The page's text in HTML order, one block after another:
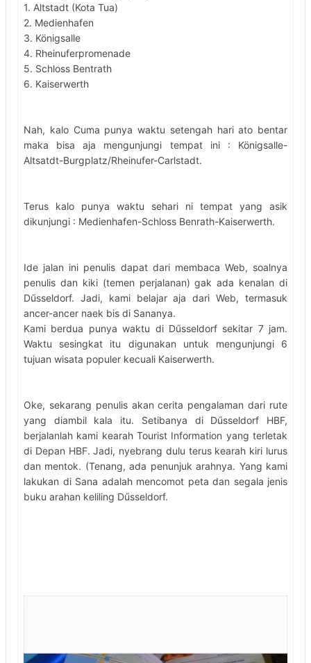
1. Altstadt (Kota Tua)
2. Medienhafen
3. Königsalle
4. Rheinuferpromenade
5. Schloss Bentrath
6. Kaiserwerth
Nah, kalo Cuma punya waktu setengah hari ato bentar
maka bisa aja mengunjungi tempat ini : Königsalle-
Altsatdt-Burgplatz/Rheinufer-Carlstadt.
Terus kalo punya waktu sehari ni tempat yang asik
dikunjungi : Medienhafen-Schloss Benrath-Kaiserwerth.
Ide jalan ini penulis dapat dari membaca Web, soalnya
penulis dan kiki (temen perjalanan) gak ada kenalan di
Dűsseldorf. Jadi, kami belajar aja dari Web, termasuk
ancer-ancer naek bis di Sananya.
Kami berdua punya waktu di Dűsseldorf sekitar 7 jam.
Waktu sesingkat itu digunakan untuk mengunjungi 6
tujuan wisata populer kecuali Kaiserwerth.
Oke, sekarang penulis akan cerita pengalaman dari rute
yang diambil kala itu. Setibanya di Dűsseldorf HBF,
berjalanlah kami kearah Tourist Information yang terletak
di Depan HBF. Jadi, nyebrang dulu terus kearah kiri lurus
dan mentok. (Tenang, ada penunjuk arahnya. Yang kami
lakukan di Sana adalah mencomot peta dan segala jenis
buku arahan keliling Dűsseldorf.